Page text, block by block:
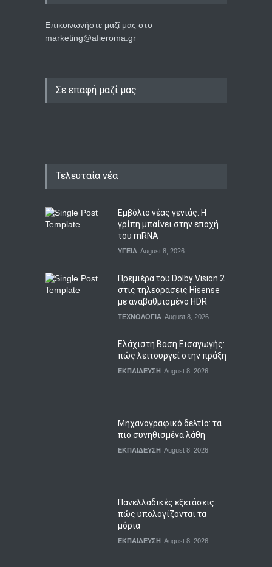
Επικοινωνήστε μαζί μας στο
marketing@afieroma.gr
Σε επαφή μαζί μας
Τελευταία νέα
Εμβόλιο νέας γενιάς: Η
γρίπη μπαίνει στην εποχή
του mRNA
ΥΓΕΙΑ August 8, 2026
Πρεμιέρα του Dolby Vision 2
στις τηλεοράσεις Hisense
με αναβαθμισμένο HDR
ΤΕΧΝΟΛΟΓΙΑ August 8, 2026
Ελάχιστη Βάση Εισαγωγής:
πώς λειτουργεί στην πράξη
ΕΚΠΑΙΔΕΥΣΗ August 8, 2026
Μηχανογραφικό δελτίο: τα
πιο συνηθισμένα λάθη
ΕΚΠΑΙΔΕΥΣΗ August 8, 2026
Πανελλαδικές εξετάσεις:
πώς υπολογίζονται τα
μόρια
ΕΚΠΑΙΔΕΥΣΗ August 8, 2026